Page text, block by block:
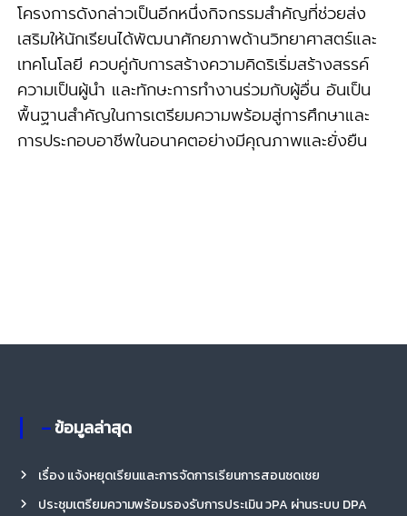
โครงการดังกล่าวเป็นอีกหนึ่งกิจกรรมสำคัญที่ช่วยส่ง
เสริมให้นักเรียนได้พัฒนาศักยภาพด้านวิทยาศาสตร์และ
เทคโนโลยี ควบคู่กับการสร้างความคิดริเริ่มสร้างสรรค์
ความเป็นผู้นำ และทักษะการทำงานร่วมกับผู้อื่น อันเป็น
พื้นฐานสำคัญในการเตรียมความพร้อมสู่การศึกษาและ
การประกอบอาชีพในอนาคตอย่างมีคุณภาพและยั่งยืน
– ข้อมูลล่าสุด
เรื่อง แจ้งหยุดเรียนและการจัดการเรียนการสอนชดเชย
ประชุมเตรียมความพร้อมรองรับการประเมิน วPA ผ่านระบบ DPA